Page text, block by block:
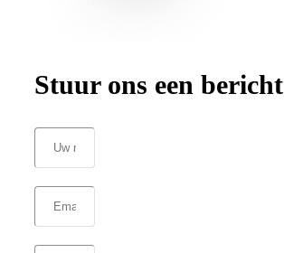
Stuur ons een bericht